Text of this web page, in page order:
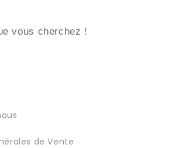
vous cherchez !
de Vente